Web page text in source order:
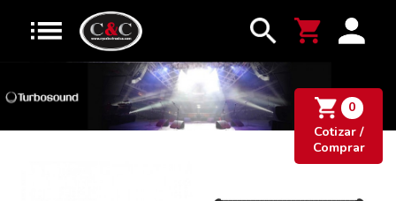
0
Cotizar /
Comprar